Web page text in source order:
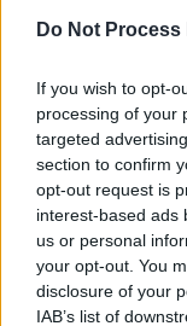
Do Not
If you wish to opt-
processing of your
targeted
section to confirm
opt-out request is
interest-based ads
us or personal
your opt-out. You
disclosure of your
IAB’s list of
Que faire
d’AVC lié
Selon la British Heart
paniquer. La
ne devraient pas
compléments d’huile
n’est pas une raison